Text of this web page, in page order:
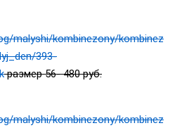
malyshi/kombinezony/kombinez
393-
размер 56- 480 руб.
malyshi/kombinezony/kombinez